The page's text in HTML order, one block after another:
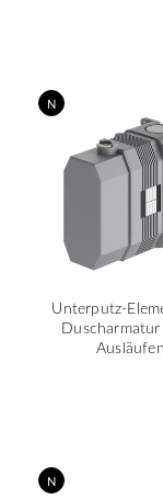
N
Unterputz-
Ausläufen
N